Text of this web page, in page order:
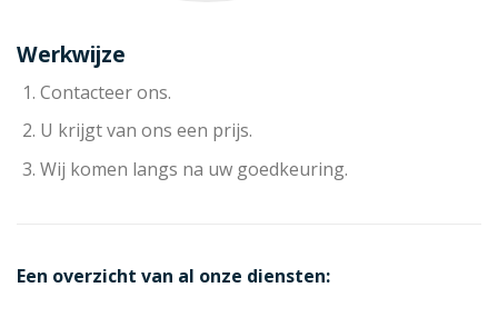
Werkwijze
Contacteer ons.
U krijgt van ons een prijs.
Wij komen langs na uw goedkeuring.
Een overzicht van al onze diensten: